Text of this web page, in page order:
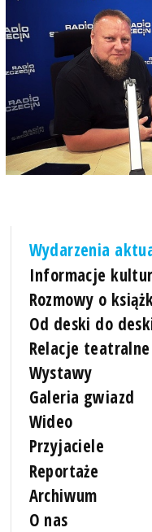
Wydarzenia
Informacje
Rozmowy o
Od deski do
Relacje teatralne
Wystawy
Galeria gwiazd
Wideo
Przyjaciele
Reportaże
Archiwum
O nas